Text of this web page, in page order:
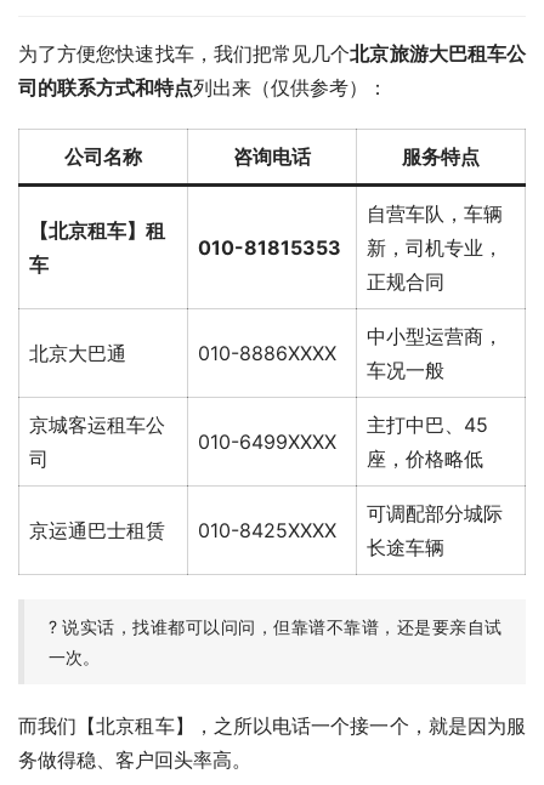
为了方便您快速找车，我们把常见几个北京旅游大巴租车公
司的联系方式和特点列出来（仅供参考）：
公司名称 咨询电话 服务特点
【北京租车】租
车
010-81815353
自营车队，车辆
新，司机专业，
正规合同
北京大巴通 010-8886XXXX
中小型运营商，
车况一般
京城客运租车公
司
010-6499XXXX
主打中巴、45
座，价格略低
京运通巴士租赁 010-8425XXXX
可调配部分城际
长途车辆
? 说实话，找谁都可以问问，但靠谱不靠谱，还是要亲自试
一次。
而我们【北京租车】，之所以电话一个接一个，就是因为服
务做得稳、客户回头率高。